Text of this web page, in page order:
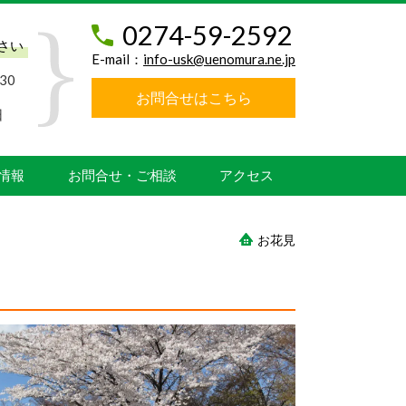
い 0274-59-2592
E-mail： info-usk@uenomura.ne.jp
お問合せはこちら
報 お問合せ・ご相談 アクセス
お花見